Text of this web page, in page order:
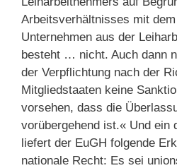
Arbeitsverhältnisses mit
Unternehmen aus der
besteht … nicht. Auch dann
der Verpflichtung nach der
Mitgliedstaaten keine
vorsehen, dass die
vorübergehend ist.« Und ein
liefert der EuGH folgende
nationale Recht: Es sei